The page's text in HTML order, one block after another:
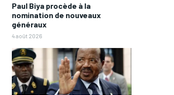
Paul Biya procède à la
nomination de nouveaux
généraux
4 août 2026